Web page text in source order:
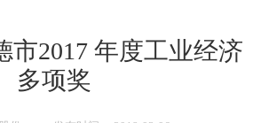
市2017 年度工业经济
多项奖